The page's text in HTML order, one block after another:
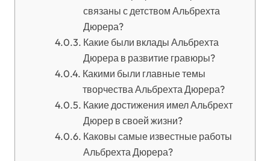
связаны с детством Альбрехта
Дюрера?
Какие были вклады Альбрехта
Дюрера в развитие гравюры?
Какими были главные темы
творчества Альбрехта Дюрера?
Какие достижения имел Альбрехт
Дюрер в своей жизни?
Каковы самые известные работы
Альбрехта Дюрера?